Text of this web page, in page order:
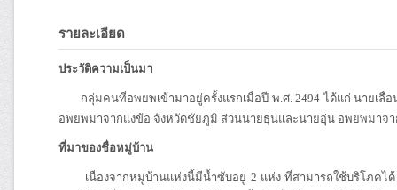
รายละเอียด
ประวัติความเป็นมา
กลุ่มคนที่อพยพเข้ามาอยู่ครั้งแรกเมื่อปี พ.ศ. 2494 ได้แก่ นายเลื่
อพยพมาจากแงข้อ จังหวัดชัยภูมิ ส่วนนายธุ่นและนายอุ่น อพยพมาจ
ที่มาของชื่อหมู่บ้าน
เนื่องจากหมู่บ้านแห่งนี้มีน้ำซับอยู่ 2 แห่ง ที่สามารถใช้บริโภคได้